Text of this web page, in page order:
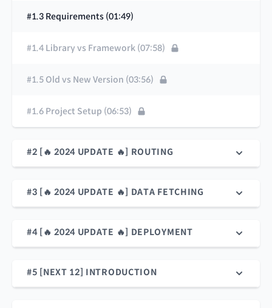
#1.3 Requirements (01:49)
#1.4 Library vs Framework (07:58)
#1.5 Old vs New Version (03:56)
#1.6 Project Setup (06:53)
#2 [🔥 2024 UPDATE 🔥] ROUTING
#3 [🔥 2024 UPDATE 🔥] DATA FETCHING
#4 [🔥 2024 UPDATE 🔥] DEPLOYMENT
#5 [NEXT 12] INTRODUCTION